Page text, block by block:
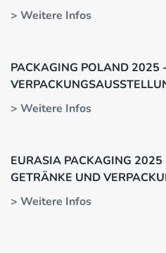
> Weitere Infos
PACKAGING POLAND 2025
> Weitere Infos
EURASIA PACKAGING
GETRÄNKE UND
> Weitere Infos